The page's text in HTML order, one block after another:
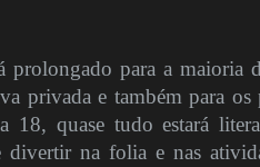
prolongado para a maioria
privada e também para
18, quase tudo estará
divertir na folia e nas